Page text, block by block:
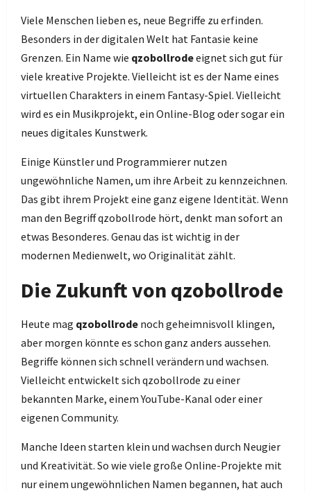
Viele Menschen lieben es, neue Begriffe zu erfinden.
Besonders in der digitalen Welt hat Fantasie keine
Grenzen. Ein Name wie qzobollrodeeignet sich gut für
viele kreative Projekte. Vielleicht ist es der Name eines
virtuellen Charakters in einem Fantasy-Spiel. Vielleicht
wird es ein Musikprojekt, ein Online-Blog oder sogar ein
neues digitales Kunstwerk.
Einige Künstler und Programmierer nutzen
ungewöhnliche Namen, um ihre Arbeit zu kennzeichnen.
Das gibt ihrem Projekt eine ganz eigene Identität. Wenn
man den Begriff qzobollrode hört, denkt man sofort an
etwas Besonderes. Genau das ist wichtig in der
modernen Medienwelt, wo Originalität zählt.
Die Zukunft von qzobollrode
Heute mag qzobollrode noch geheimnisvoll klingen,
aber morgen könnte es schon ganz anders aussehen.
Begriffe können sich schnell verändern und wachsen.
Vielleicht entwickelt sich qzobollrode zu einer
bekannten Marke, einem YouTube-Kanal oder einer
eigenen Community.
Manche Ideen starten klein und wachsen durch Neugier
und Kreativität. So wie viele große Online-Projekte mit
nur einem ungewöhnlichen Namen begannen, hat auch